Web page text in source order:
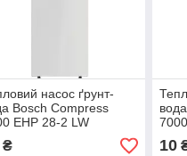
насос ґрунт-
Bosch Compress
EHP 28-2 LW
10